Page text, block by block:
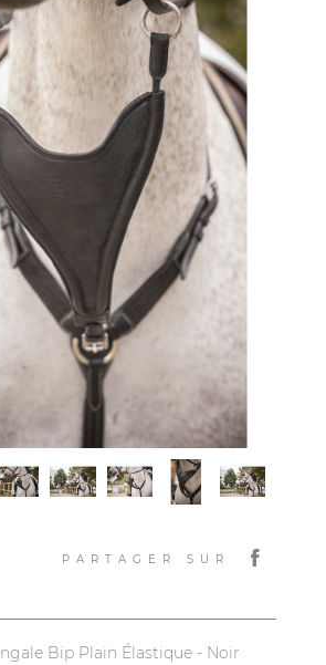
PARTAGER SUR
Bip Plain Élastique - Noir